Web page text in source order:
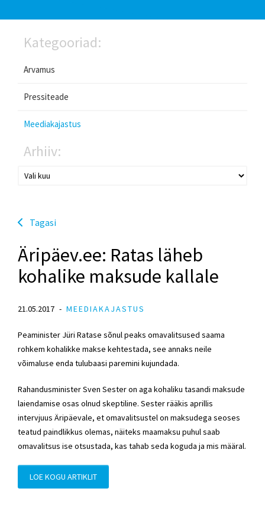
Kategooriad:
Arvamus
Pressiteade
Meediakajastus
Arhiiv:
Tagasi
Äripäev.ee: Ratas läheb
kohalike maksude kallale
21.05.2017 MEEDIAKAJASTUS
Peaminister Jüri Ratase sõnul peaks omavalitsused saama
rohkem kohalikke makse kehtestada, see annaks neile
võimaluse enda tulubaasi paremini kujundada.
Rahandusminister Sven Sester on aga kohaliku tasandi maksude
laiendamise osas olnud skeptiline. Sester rääkis aprillis
intervjuus Äripäevale, et omavalitsustel on maksudega seoses
teatud paindlikkus olemas, näiteks maamaksu puhul saab
omavalitsus ise otsustada, kas tahab seda koguda ja mis määral.
LOE KOGU ARTIKLIT